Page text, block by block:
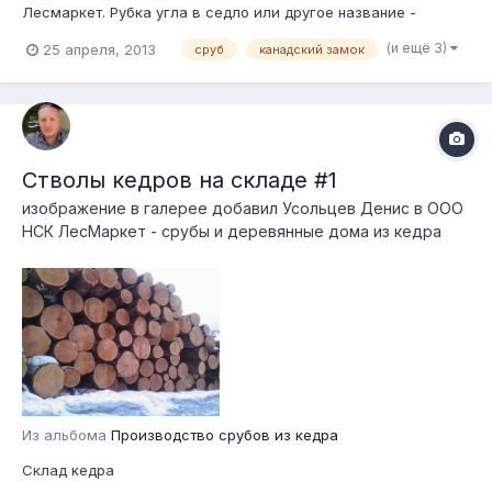
Лесмаркет. Рубка угла в седло или другое название -
25 апреля, 2013
сруб канадский замок (и ещё 3)
Стволы кедров на складе #1
изображение в галерее добавил Усольцев Денис в ООО
НСК ЛесМаркет - срубы и деревянные дома из кедра
Из альбома Производство срубов из кедра
Склад кедра